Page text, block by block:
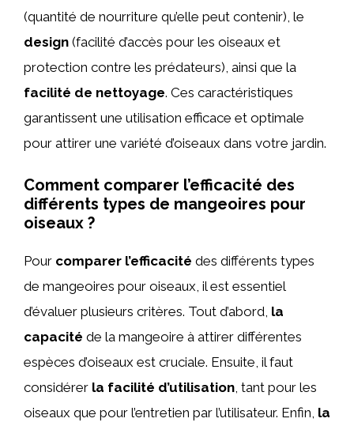
(quantité de nourriture qu’elle peut contenir), le
design (facilité d’accès pour les oiseaux et
protection contre les prédateurs), ainsi que la
facilité de nettoyage. Ces caractéristiques
garantissent une utilisation efficace et optimale
pour attirer une variété d’oiseaux dans votre jardin.
Comment comparer l’efficacité des
différents types de mangeoires pour
oiseaux ?
Pour comparer l’efficacité des différents types
de mangeoires pour oiseaux, il est essentiel
d’évaluer plusieurs critères. Tout d’abord, la
capacité de la mangeoire à attirer différentes
espèces d’oiseaux est cruciale. Ensuite, il faut
considérer la facilité d’utilisation, tant pour les
oiseaux que pour l’entretien par l’utilisateur. Enfin, la